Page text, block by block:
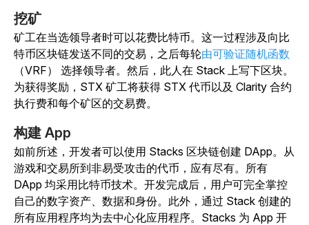
挖矿
矿工在当选领导者时可以花费比特币。这一过程涉及向比
特币区块链发送不同的交易，之后每轮由可验证随机函数
（VRF） 选择领导者。然后，此人在 Stack 上写下区块。
为获得奖励，STX 矿工将获得 STX 代币以及 Clarity 合约
执行费和每个矿区的交易费。
构建 App
如前所述，开发者可以使用 Stacks 区块链创建 DApp。从
游戏和交易所到非易受攻击的代币，应有尽有。所有
DApp 均采用比特币技术。开发完成后，用户可完全掌控
自己的数字资产、数据和身份。此外，通过 Stack 创建的
所有应用程序均为去中心化应用程序。Stacks 为 App 开